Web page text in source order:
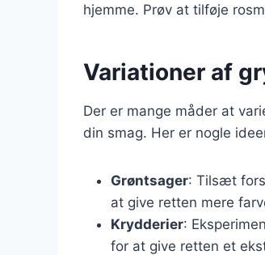
hjemme. Prøv at tilføje
Variationer af
Der er mange måder at
din smag. Her er nogle
Grøntsager: Tilsæt
at give retten mere
Krydderier:
for at give retten et